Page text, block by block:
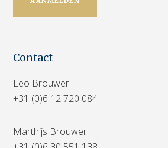
Contact
Leo Brouwer
+31 (0)6 12 720 084
Marthijs Brouwer